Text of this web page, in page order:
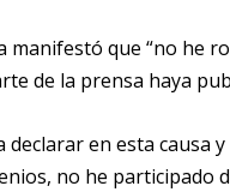
que “no he
de la prensa haya
declarar en esta causa
no he